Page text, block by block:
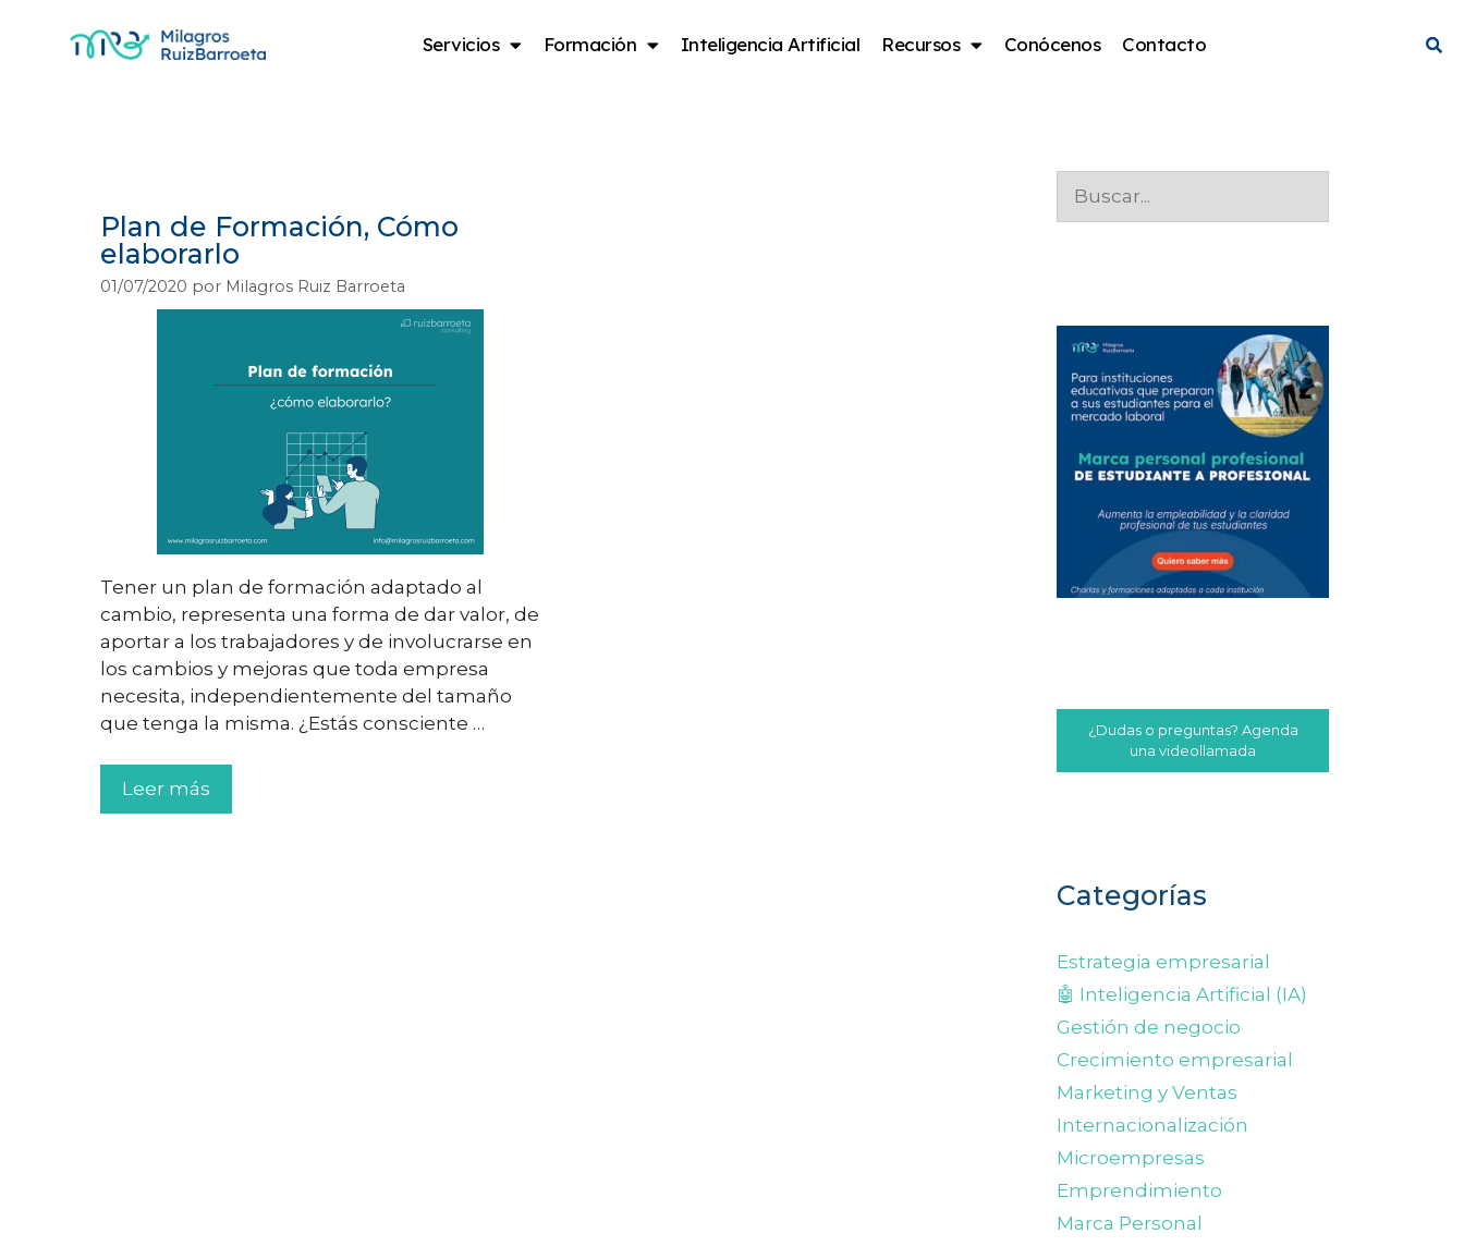
Servicios Formación Inteligencia Artificial Recursos Conócenos Contacto
Plan de Formación, Cómo
elaborarlo
01/07/2020 por Milagros Ruiz Barroeta
Tener un plan de formación adaptado al
cambio, representa una forma de dar valor, de
aportar a los trabajadores y de involucrarse en
los cambios y mejoras que toda empresa
necesita, independientemente del tamaño
que tenga la misma. ¿Estás consciente …
Leer más
¿Dudas o preguntas? Agenda
una videollamada
Categorías
Estrategia empresarial
🤖 Inteligencia Artificial (IA)
Gestión de negocio
Crecimiento empresarial
Marketing y Ventas
Internacionalización
Microempresas
Emprendimiento
Marca Personal